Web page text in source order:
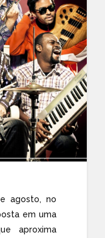
agosto, no
em uma
aproxima